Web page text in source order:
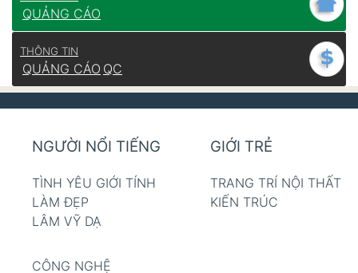
QUẢNG CÁO
THÔNG TIN
QUẢNG CÁO QC
NGƯỜI NỔI TIẾNG
TÌNH YÊU GIỚI TÍNH
LÀM ĐẸP
LÂM VỸ DẠ
GIỚI TRẺ
TRANG TRÍ NỘI THẤT
KIẾN TRÚC
CÔNG NGHỆ